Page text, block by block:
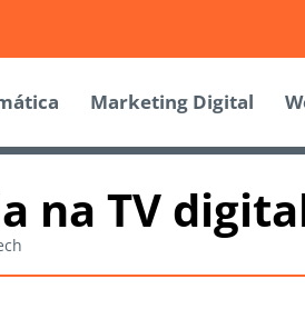
Marketing Digital
na TV